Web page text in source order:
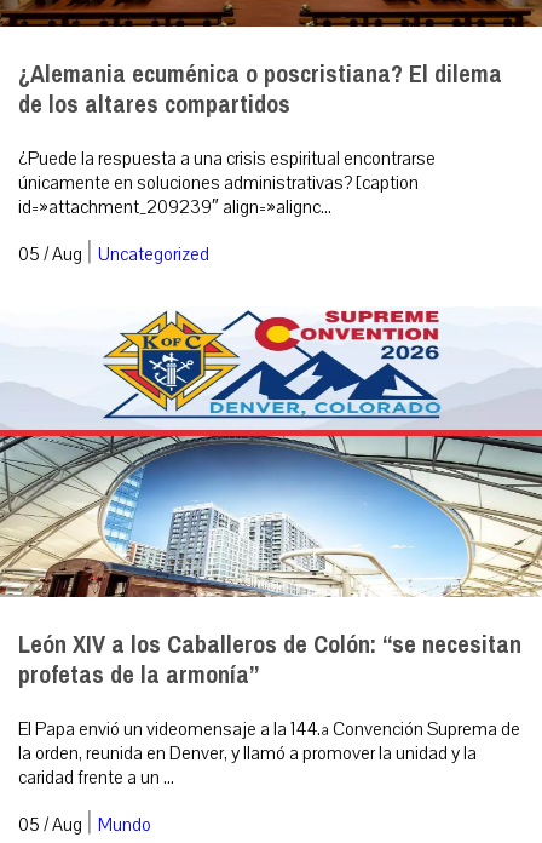
¿Alemania ecuménica o poscristiana? El dilema
de los altares compartidos
¿Puede la respuesta a una crisis espiritual encontrarse
únicamente en soluciones administrativas? [caption
id=»attachment_209239″ align=»alignc...
05 / Aug | Uncategorized
León XIV a los Caballeros de Colón: “se necesitan
profetas de la armonía”
El Papa envió un videomensaje a la 144.ª Convención Suprema de
la orden, reunida en Denver, y llamó a promover la unidad y la
caridad frente a un ...
05 / Aug | Mundo